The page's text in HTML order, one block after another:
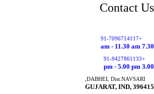
Contact Us
+91-7096714117
7.30 am - 11.30 am
+91-9427861133
3.00 pm - 5.00 pm
DABHEL Dist.NAVSARI,
GUJARAT, IND, 396415